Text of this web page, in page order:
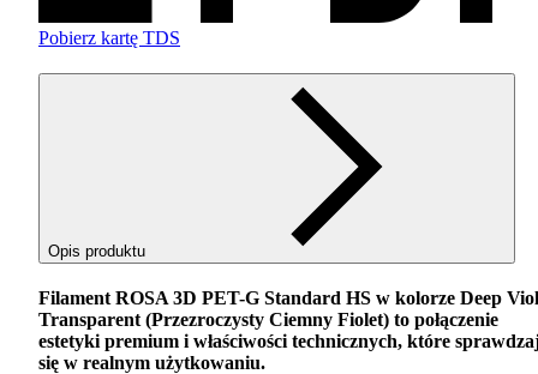
Pobierz kartę TDS
Opis produktu
Filament ROSA 3D PET-G Standard HS w kolorze Deep
Transparent (Przezroczysty Ciemny Fiolet) to połączenie
estetyki premium i właściwości technicznych, które
się w realnym użytkowaniu.